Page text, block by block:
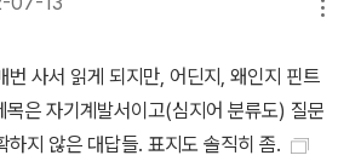
닌 즐거움을 위해 밤잠을 쫓아가며 시를
파를 겪은 가사 도우미 아줌마는 자신이
것들을 책에서 문자로 발견하며 위로를 받
사 할아버지는 아직도 잊지 못하는 첫사
, 그의 모습은 갈레아노의 『시간의 목소
번 사서 읽게 되지만, 어딘지, 왜인지 핀트
은 자기계발서이고(심지어 분류도) 질문
하지 않은 대답들. 표지도 솔직히 좀.